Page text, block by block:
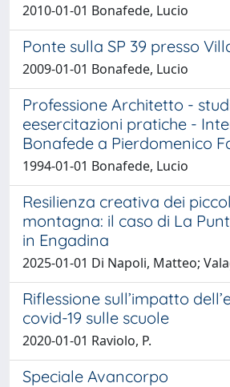
2010-01-01 Bonafede, Lucio
Ponte sulla SP 39 presso
2009-01-01 Bonafede, Lucio
Professione Architetto -
eesercitazioni pratiche -
Bonafede a Pierdomenico
1994-01-01 Bonafede, Lucio
Resilienza creativa dei
montagna: il caso di La
in Engadina
2025-01-01 Di Napoli, Matteo;
Riflessione sull’impatto
covid-19 sulle scuole
2020-01-01 Raviolo, P.
Speciale Avancorpo